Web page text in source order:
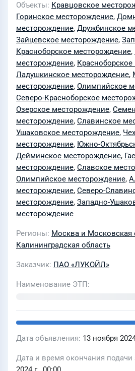
по проведению
состояния
среды на Восточно-
Домновском,
Зайцевском, Западно-
Красноборском,
Красноборском,
Малиновском,
Красноборском,
Семеновском,
Ушаковском,
Октябрьском,
Славском, Южно-
Алешкинском, Северо-
Западно-Ушаковском
месторождении D41 в
Объекты Кравцовское
Горинское месторождение,
месторождение, Дружбинское
Зайцевское месторождение,
Красноборское месторождение,
месторождение,
Ладушкинское месторождение,
месторождение, Олимпийское
Северо-Красноборское
Озерское месторождение,
месторождение, Славинское
Ушаковское месторождение,
месторождение, Южно-
Дейминское месторождение,
месторождение, Славское
Олимпийское месторождение,
месторождение, Северо-
месторождение, Западно-
месторождение
Регионы Москва и Московская
Калининградская область
Заказчик ПАО «ЛУКОЙЛ»
Наименование ЭТП
Дата объявления 13 ноября
Дата и время окончания подачи